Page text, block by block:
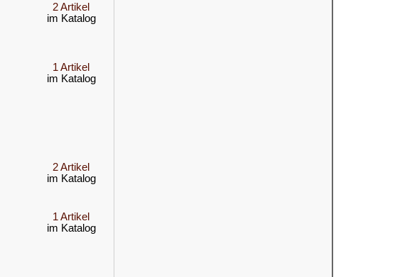
2 Artikel
im Katalog
1 Artikel
im Katalog
2 Artikel
im Katalog
1 Artikel
im Katalog